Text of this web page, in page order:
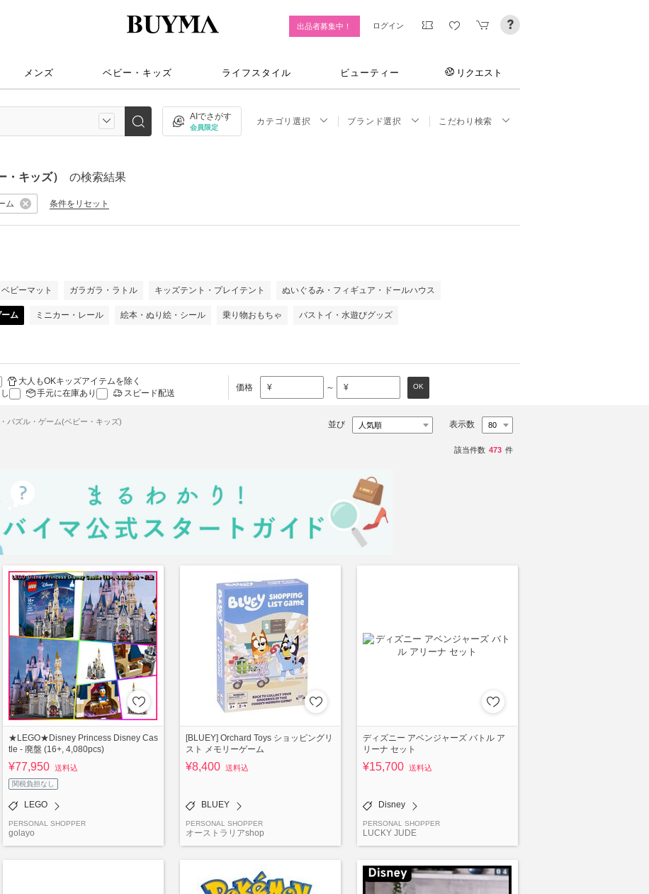
出品者募集中！ ログイン
メンズ ベビー・キッズ ライフスタイル ビューティー リクエスト
AIでさがす
会員限定
カテゴリ選択 ブランド選択 こだわり検索
・キッズ） の検索結果
ム 条件をリセット
ビーマット ガラガラ・ラトル キッズテント・プレイテント ぬいぐるみ・フィギュア・ドールハウス
ム ミニカー・レール 絵本・ぬり絵・シール 乗り物おもちゃ バストイ・水遊びグッズ
大人もOKキッズアイテムを除く
手元に在庫あり スピード配送
価格 ¥ ～ ¥ OK
パズル・ゲーム(ベビー・キッズ) 並び 表示数
該当件数 473 件
★LEGO★Disney Princess Disney Cas
tle - 廃盤 (16+, 4,080pcs)
¥77,950 送料込
関税負担なし
LEGO
PERSONAL SHOPPER
golayo
[BLUEY] Orchard Toys ショッピングリ
スト メモリーゲーム
¥8,400 送料込
BLUEY
PERSONAL SHOPPER
オーストラリアshop
ディズニー アベンジャーズ バトル ア
リーナ セット
¥15,700 送料込
Disney
PERSONAL SHOPPER
LUCKY JUDE